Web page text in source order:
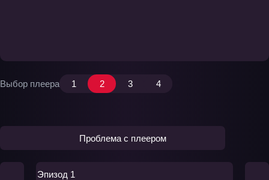
Выбор плеера 1 2 3 4
Проблема с плеером
Эпизод 1